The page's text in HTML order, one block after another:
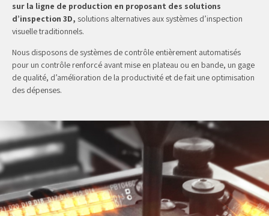
sur la ligne de production en proposant des solutions
d’inspection 3D, solutions alternatives aux systèmes d’inspection
visuelle traditionnels.
Nous disposons de systèmes de contrôle entièrement automatisés
pour un contrôle renforcé avant mise en plateau ou en bande, un gage
de qualité, d’amélioration de la productivité et de fait une optimisation
des dépenses.